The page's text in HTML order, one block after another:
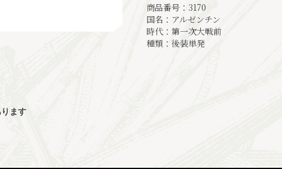
商品番号：3170
国名：アルゼンチン
時代：第一次大戦前
種類：後装単発
ます